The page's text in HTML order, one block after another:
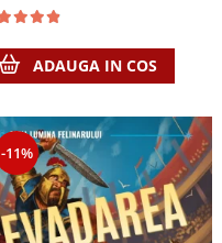
ADAUGA IN COS
-11%